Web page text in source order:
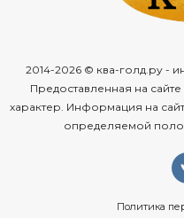
2014-2026 © ква-голд.ру -
Предоставленная на
характер. Информация на
определяемой
Политика